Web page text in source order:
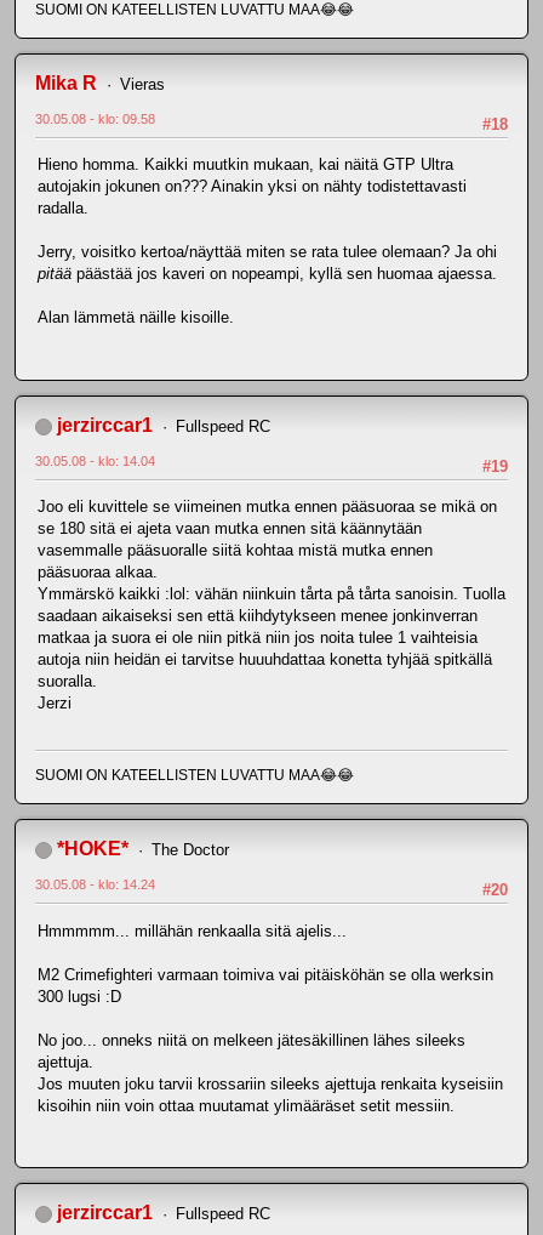
SUOMI ON KATEELLISTEN LUVATTU MAA😂😂
Mika R Vieras
#18
30.05.08 - klo: 09.58
Hieno homma. Kaikki muutkin mukaan, kai näitä GTP Ultra
autojakin jokunen on??? Ainakin yksi on nähty todistettavasti
radalla.
Jerry, voisitko kertoa/näyttää miten se rata tulee olemaan? Ja ohi
pitää päästää jos kaveri on nopeampi, kyllä sen huomaa ajaessa.
Alan lämmetä näille kisoille.
jerzirccar1 Fullspeed RC
#19
30.05.08 - klo: 14.04
Joo eli kuvittele se viimeinen mutka ennen pääsuoraa se mikä on
se 180 sitä ei ajeta vaan mutka ennen sitä käännytään
vasemmalle pääsuoralle siitä kohtaa mistä mutka ennen
pääsuoraa alkaa.
Ymmärskö kaikki :lol: vähän niinkuin tårta på tårta sanoisin. Tuolla
saadaan aikaiseksi sen että kiihdytykseen menee jonkinverran
matkaa ja suora ei ole niin pitkä niin jos noita tulee 1 vaihteisia
autoja niin heidän ei tarvitse huuuhdattaa konetta tyhjää spitkällä
suoralla.
Jerzi
SUOMI ON KATEELLISTEN LUVATTU MAA😂😂
*HOKE* The Doctor
#20
30.05.08 - klo: 14.24
Hmmmmm... millähän renkaalla sitä ajelis...
M2 Crimefighteri varmaan toimiva vai pitäisköhän se olla werksin
300 lugsi :D
No joo... onneks niitä on melkeen jätesäkillinen lähes sileeks
ajettuja.
Jos muuten joku tarvii krossariin sileeks ajettuja renkaita kyseisiin
kisoihin niin voin ottaa muutamat ylimääräset setit messiin.
jerzirccar1 Fullspeed RC